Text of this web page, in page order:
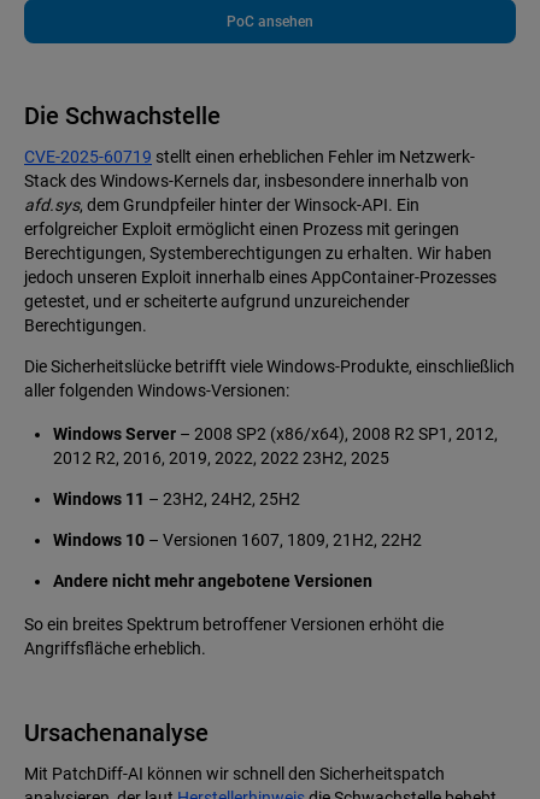
PoC ansehen
Die Schwachstelle
CVE-2025-60719 stellt einen erheblichen Fehler im Netzwerk-
Stack des Windows-Kernels dar, insbesondere innerhalb von
afd.sys, dem Grundpfeiler hinter der Winsock-API. Ein
erfolgreicher Exploit ermöglicht einen Prozess mit geringen
Berechtigungen, Systemberechtigungen zu erhalten. Wir haben
jedoch unseren Exploit innerhalb eines AppContainer-Prozesses
getestet, und er scheiterte aufgrund unzureichender
Berechtigungen.
Die Sicherheitslücke betrifft viele Windows-Produkte, einschließlich
aller folgenden Windows-Versionen:
Windows Server – 2008 SP2 (x86/x64), 2008 R2 SP1, 2012,
2012 R2, 2016, 2019, 2022, 2022 23H2, 2025
Windows 11 – 23H2, 24H2, 25H2
Windows 10 – Versionen 1607, 1809, 21H2, 22H2
Andere nicht mehr angebotene Versionen
So ein breites Spektrum betroffener Versionen erhöht die
Angriffsfläche erheblich.
Ursachenanalyse
Mit PatchDiff-AI können wir schnell den Sicherheitspatch